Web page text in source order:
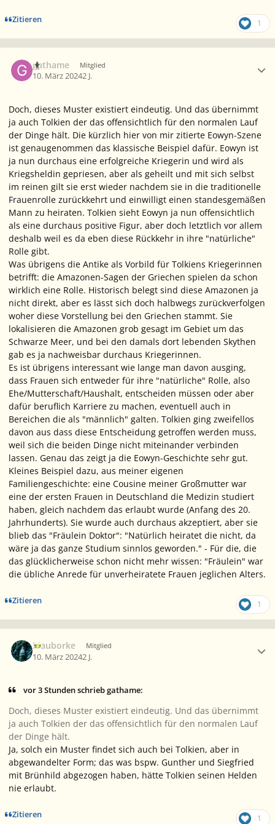
Zitieren 1
gathame Mitglied
10. März 20242 J.
Doch, dieses Muster existiert eindeutig. Und das übernimmt
ja auch Tolkien der das offensichtlich für den normalen Lauf
der Dinge hält. Die kürzlich hier von mir zitierte Eowyn-Szene
ist genaugenommen das klassische Beispiel dafür. Eowyn ist
ja nun durchaus eine erfolgreiche Kriegerin und wird als
Kriegsheldin gepriesen, aber als geheilt und mit sich selbst
im reinen gilt sie erst wieder nachdem sie in die traditionelle
Frauenrolle zurückkehrt und einwilligt einen standesgemäßen
Mann zu heiraten. Tolkien sieht Eowyn ja nun offensichtlich
als eine durchaus positive Figur, aber doch letztlich vor allem
deshalb weil es da eben diese Rückkehr in ihre "natürliche"
Rolle gibt.
Was übrigens die Antike als Vorbild für Tolkiens Kriegerinnen
betrifft: die Amazonen-Sagen der Griechen spielen da schon
wirklich eine Rolle. Historisch belegt sind diese Amazonen ja
nicht direkt, aber es lässt sich doch halbwegs zurückverfolgen
woher diese Vorstellung bei den Griechen stammt. Sie
lokalisieren die Amazonen grob gesagt im Gebiet um das
Schwarze Meer, und bei den damals dort lebenden Skythen
gab es ja nachweisbar durchaus Kriegerinnen.
Es ist übrigens interessant wie lange man davon ausging,
dass Frauen sich entweder für ihre "natürliche" Rolle, also
Ehe/Mutterschaft/Haushalt, entscheiden müssen oder aber
dafür beruflich Karriere zu machen, eventuell auch in
Bereichen die als "männlich" galten. Tolkien ging zweifellos
davon aus dass diese Entscheidung getroffen werden muss,
weil sich die beiden Dinge nicht miteinander verbinden
lassen. Genau das zeigt ja die Eowyn-Geschichte sehr gut.
Kleines Beispiel dazu, aus meiner eigenen
Familiengeschichte: eine Cousine meiner Großmutter war
eine der ersten Frauen in Deutschland die Medizin studiert
haben, gleich nachdem das erlaubt wurde (Anfang des 20.
Jahrhunderts). Sie wurde auch durchaus akzeptiert, aber sie
blieb das "Fräulein Doktor": "Natürlich heiratet die nicht, da
wäre ja das ganze Studium sinnlos geworden." - Für die, die
das glücklicherweise schon nicht mehr wissen: "Fräulein" war
die übliche Anrede für unverheiratete Frauen jeglichen Alters.
Zitieren 1
Blauborke Mitglied
10. März 20242 J.
vor 3 Stunden schrieb gathame:
Doch, dieses Muster existiert eindeutig. Und das übernimmt
ja auch Tolkien der das offensichtlich für den normalen Lauf
der Dinge hält.
Ja, solch ein Muster findet sich auch bei Tolkien, aber in
abgewandelter Form; das was bspw. Gunther und Siegfried
mit Brünhild abgezogen haben, hätte Tolkien seinen Helden
nie erlaubt.
Zitieren 1